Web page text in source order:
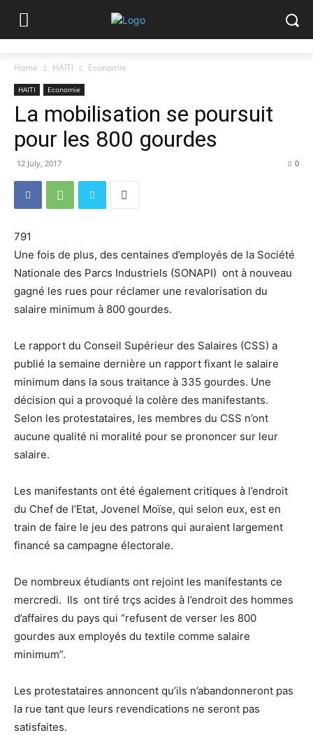
Home HAITI Economie
HAITI Economie
La mobilisation se poursuit
pour les 800 gourdes
12 July, 2017 0
791
Une fois de plus, des centaines d’employés de la Société
Nationale des Parcs Industriels (SONAPI) ont à nouveau
gagné les rues pour réclamer une revalorisation du
salaire minimum à 800 gourdes.
Le rapport du Conseil Supérieur des Salaires (CSS) a
publié la semaine dernière un rapport fixant le salaire
minimum dans la sous traitance à 335 gourdes. Une
décision qui a provoqué la colère des manifestants.
Selon les protestataires, les membres du CSS n’ont
aucune qualité ni moralité pour se prononcer sur leur
salaire.
Les manifestants ont été également critiques à l’endroit
du Chef de l’Etat, Jovenel Moïse, qui selon eux, est en
train de faire le jeu des patrons qui auraient largement
financé sa campagne électorale.
De nombreux étudiants ont rejoint les manifestants ce
mercredi. Ils ont tiré trçs acides à l’endroit des hommes
d’affaires du pays qui “refusent de verser les 800
gourdes aux employés du textile comme salaire
minimum”.
Les protestataires annoncent qu’ils n’abandonneront pas
la rue tant que leurs revendications ne seront pas
satisfaites.